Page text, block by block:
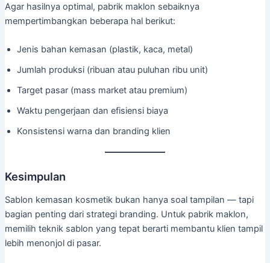
Agar hasilnya optimal, pabrik maklon sebaiknya
mempertimbangkan beberapa hal berikut:
Jenis bahan kemasan (plastik, kaca, metal)
Jumlah produksi (ribuan atau puluhan ribu unit)
Target pasar (mass market atau premium)
Waktu pengerjaan dan efisiensi biaya
Konsistensi warna dan branding klien
Kesimpulan
Sablon kemasan kosmetik bukan hanya soal tampilan — tapi
bagian penting dari strategi branding. Untuk pabrik maklon,
memilih teknik sablon yang tepat berarti membantu klien tampil
lebih menonjol di pasar.